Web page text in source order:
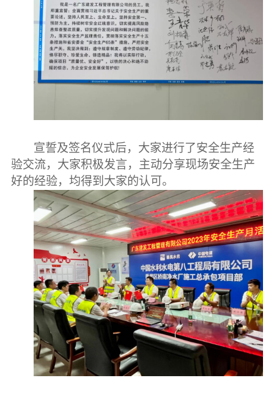
宣誓及签名仪式后，大家进行了安全生产经
验交流，大家积极发言，主动分享现场安全生产
好的经验，均得到大家的认可。